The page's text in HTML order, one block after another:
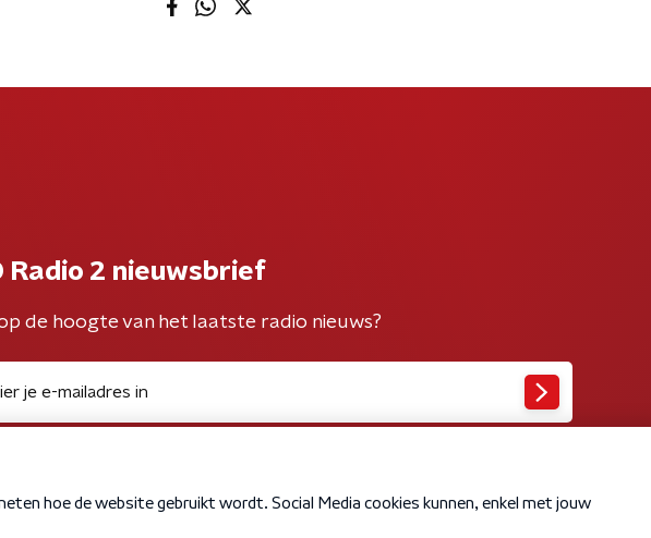
Radio 2 nieuwsbrief
de hoogte van het laatste radio nieuws?